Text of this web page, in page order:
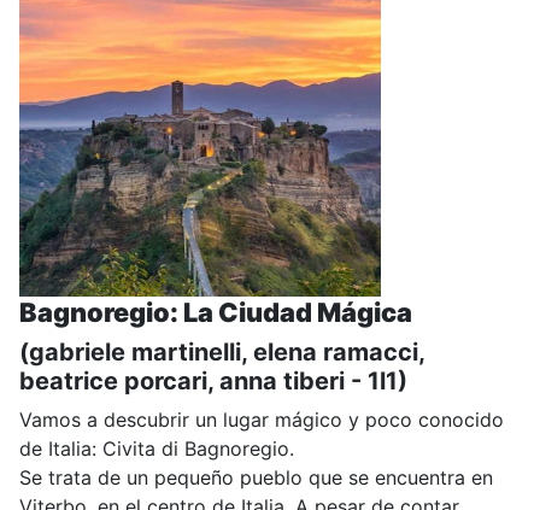
Bagnoregio: La Ciudad Mágica
(gabriele martinelli, elena ramacci,
beatrice porcari, anna tiberi - 1l1)
Vamos a descubrir un lugar mágico y poco conocido
de Italia: Civita di Bagnoregio.
Se trata de un pequeño pueblo que se encuentra en